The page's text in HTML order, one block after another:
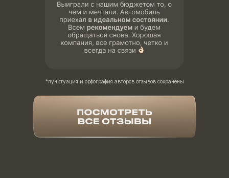
*пунктуация и орфография авторов отзывов сохранены